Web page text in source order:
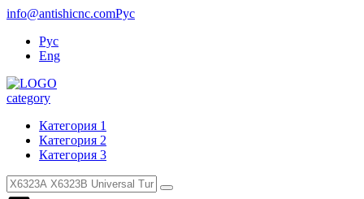
info@antishicnc.comРус
Рус
Eng
category
Категория 1
Категория 2
Категория 3